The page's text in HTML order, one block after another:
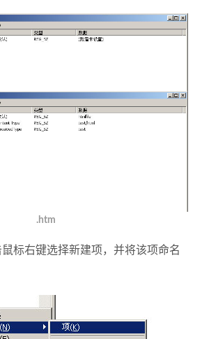
.htm
标右键选择新建项，并将该项命名